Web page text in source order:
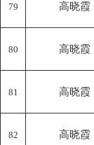
79 高晓霞
80 高晓霞
81 高晓霞
82 高晓霞